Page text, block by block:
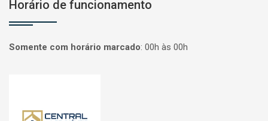
Horário de funcionamento
Somente com horário marcado: 00h às 00h